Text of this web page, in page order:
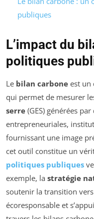
publiques
L’impact du
politiques
Le bilan carbone est un
qui permet de mesurer
serre (GES) générées
entrepreneuriales,
fournissant une image
cet outil constitue un
politiques publiques
exemple, la stratégie
soutenir la transition
écoresponsable et